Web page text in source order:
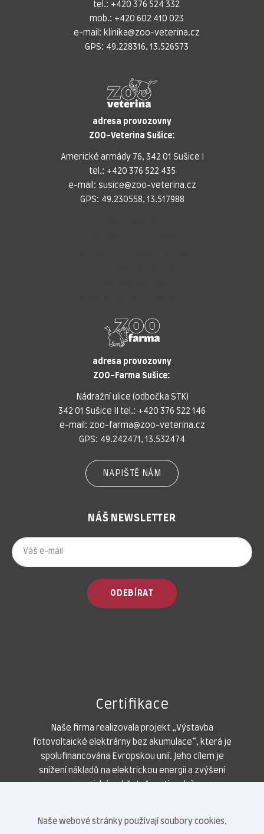
tel.: +420 376 524 332
mob.: +420 602 410 023
e-mail: klinika@zoo-veterina.cz
GPS: 49.228316, 13.526573
adresa provozovny
ZOO-Veterina Sušice:
Americké armády 76, 342 01 Sušice I
tel.: +420 376 522 435
e-mail: susice@zoo-veterina.cz
GPS: 49.230558, 13.517988
adresa provozovny
ZOO-Farma Sušice:
Nádražní ulice (odbočka STK)
342 01 Sušice II tel.: +420 376 522 146
e-mail: zoo-farma@zoo-veterina.cz
GPS: 49.242471, 13.532474
NAPIŠTĚ NÁM
NÁŠ NEWSLETTER
ODEBÍRAT
Certifikace
Naše firma realizovala projekt „Výstavba
fotovoltaické elektrárny bez akumulace“, která je
spolufinancována Evropskou unií. Jeho cílem je
snížení nákladů na elektrickou energii a zvýšení
Naše webové stránky používají soubory cookies,